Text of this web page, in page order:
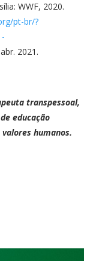
WWF, 2020.
pt-br/?
2021.
transpessoal,
educação
humanos.